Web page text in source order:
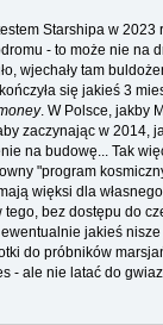
Starshipa w 2023
- to może nie na
wjechały tam
się jakieś 3
. W Polsce, jakby
zaczynając w 2014,
na budowę... Tak
"program
więksi dla
tego, bez dostępu do
jakieś
do próbników
- ale nie latać do